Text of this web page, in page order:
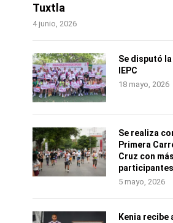
Tuxtla
4 junio, 2026
Se disputó
IEPC
18 mayo, 2026
Se realiza
Primera
Cruz con
participantes
5 mayo, 2026
Kenia recibe